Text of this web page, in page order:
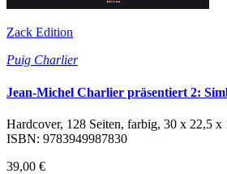
Zack Edition
Puig Charlier
Jean-Michel Charlier präsentiert 2:
Hardcover, 128 Seiten, farbig, 30 x 22,5 x
ISBN: 9783949987830
39,00 €